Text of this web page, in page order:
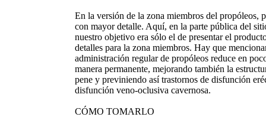
En la versión de la zona miembros del propóleos,
con mayor detalle. Aquí, en la parte pública del
nuestro objetivo era sólo el de presentar el
detalles para la zona miembros. Hay que
administración regular de propóleos reduce en
manera permanente, mejorando también la
pene y previniendo así trastornos de disfunción
disfunción veno-oclusiva cavernosa.
CÓMO TOMARLO